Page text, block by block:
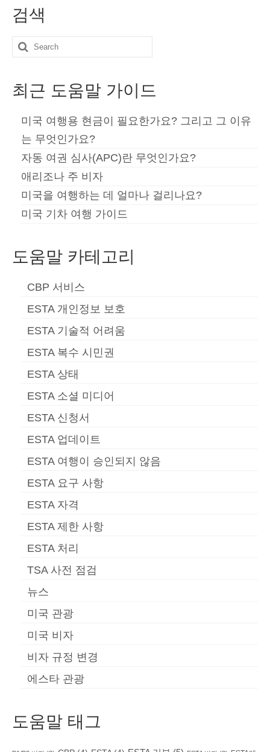
매
김
검색
Search
최근 도움말 가이드
미국 여행용 현금이 필요한가요? 그리고 그 이유
는 무엇인가요?
자동 여권 심사(APC)란 무엇인가요?
애리조나 주 비자
미국을 여행하는 데 얼마나 걸리나요?
미국 기차 여행 가이드
도움말 카테고리
CBP 서비스
ESTA 개인정보 보호
ESTA 기술적 어려움
ESTA 복수 시민권
ESTA 상태
ESTA 소셜 미디어
ESTA 신청서
ESTA 업데이트
ESTA 여행이 승인되지 않음
ESTA 요구 사항
ESTA 자격
ESTA 제한 사항
ESTA 처리
TSA 사전 점검
뉴스
미국 관광
미국 비자
비자 규정 변경
에스타 관광
도움말 태그